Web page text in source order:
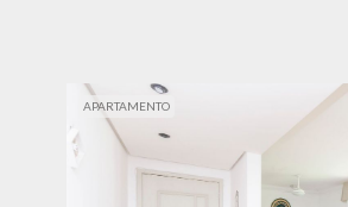
APARTAMENTO